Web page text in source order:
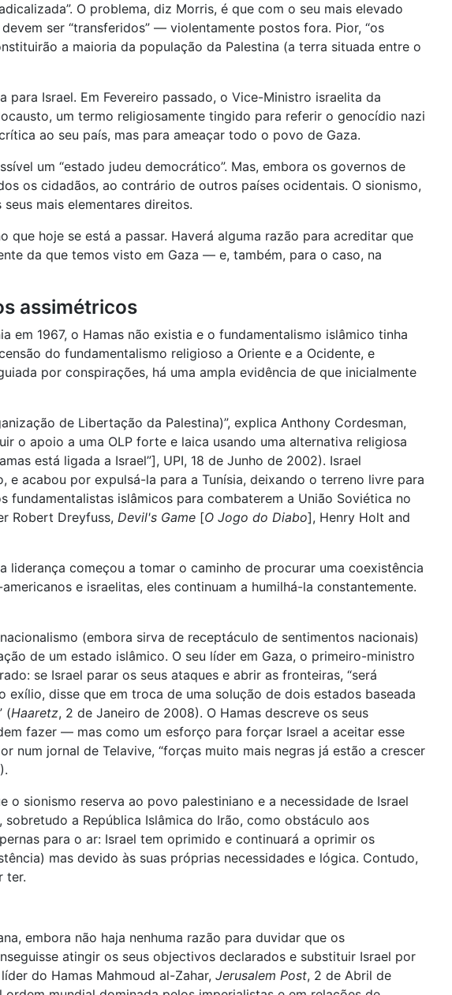
O problema, diz Morris, é que com o seu mais elevado
ser “transferidos” — violentamente postos fora. Pior, “os
a maioria da população da Palestina (a terra situada entre o
Israel. Em Fevereiro passado, o Vice-Ministro israelita da
um termo religiosamente tingido para referir o genocídio nazi
ao seu país, mas para ameaçar todo o povo de Gaza.
um “estado judeu democrático”. Mas, embora os governos de
os cidadãos, ao contrário de outros países ocidentais. O sionismo,
mais elementares direitos.
hoje se está a passar. Haverá alguma razão para acreditar que
da que temos visto em Gaza — e, também, para o caso, na
assimétricos
em 1967, o Hamas não existia e o fundamentalismo islâmico tinha
do fundamentalismo religioso a Oriente e a Ocidente, e
por conspirações, há uma ampla evidência de que inicialmente
de Libertação da Palestina)”, explica Anthony Cordesman,
o apoio a uma OLP forte e laica usando uma alternativa religiosa
está ligada a Israel”], UPI, 18 de Junho de 2002). Israel
e acabou por expulsá-la para a Tunísia, deixando o terreno livre para
fundamentalistas islâmicos para combaterem a União Soviética no
Robert Dreyfuss, Devil's Game [O Jogo do Diabo], Henry Holt and
liderança começou a tomar o caminho de procurar uma coexistência
e israelitas, eles continuam a humilhá-la constantemente.
(embora sirva de receptáculo de sentimentos nacionais)
de um estado islâmico. O seu líder em Gaza, o primeiro-ministro
se Israel parar os seus ataques e abrir as fronteiras, “será
exílio, disse que em troca de uma solução de dois estados baseada
(Haaretz, 2 de Janeiro de 2008). O Hamas descreve os seus
fazer — mas como um esforço para forçar Israel a aceitar esse
num jornal de Telavive, “forças muito mais negras já estão a crescer
sionismo reserva ao povo palestiniano e a necessidade de Israel
a República Islâmica do Irão, como obstáculo aos
para o ar: Israel tem oprimido e continuará a oprimir os
mas devido às suas próprias necessidades e lógica. Contudo,
ter.
embora não haja nenhuma razão para duvidar que os
atingir os seus objectivos declarados e substituir Israel por
do Hamas Mahmoud al-Zahar, Jerusalem Post, 2 de Abril de